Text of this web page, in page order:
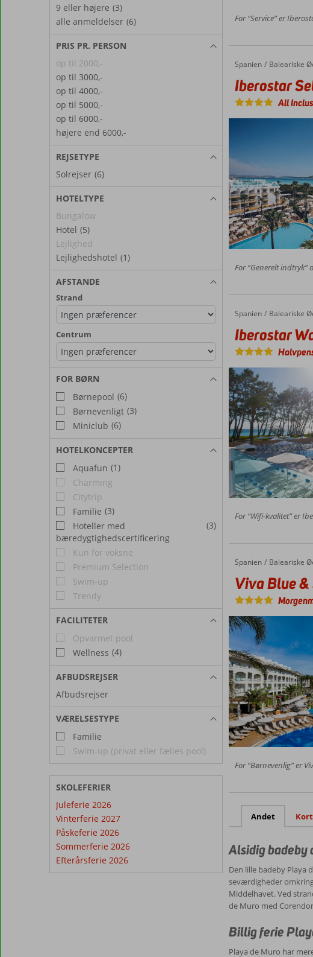
9 eller højere (3)
alle anmeldelser (6)
PRIS PR. PERSON
op til 2000,-
op til 3000,-
op til 4000,-
op til 5000,-
op til 6000,-
højere end 6000,-
REJSETYPE
Solrejser (6)
HOTELTYPE
Bungalow
Hotel (5)
Lejlighed
Lejlighedshotel (1)
AFSTANDE
Strand
Centrum
FOR BØRN
Børnepool (6)
Børnevenligt (3)
Miniclub (6)
HOTELKONCEPTER
Aquafun (1)
Charming
Citytrip
Familie (3)
Hoteller med
bæredygtighedscertificering
(3)
Kun for voksne
Premium Selection
Swim-up
Trendy
FACILITETER
Opvarmet pool
Wellness (4)
AFBUDSREJSER
Afbudsrejser
VÆRELSESTYPE
Familie
Swim-up (privat eller fælles pool)
SKOLEFERIER
Juleferie 2026
Vinterferie 2027
Påskeferie 2026
Sommerferie 2026
Efterårsferie 2026
For “Service” er
Forside
Spanien Baleariske
Iberostar Selection Albufera Playa
Iberostar
All
For “Generelt indtryk”
Forside
Spanien Baleariske
Iberostar Waves Playa de Muro
Iberostar
For “Wifi-kvalitet” er
Forside
Spanien Baleariske
Viva Blue & Spa
Viva Blue &
For “Børnevenlig” er
Andet Kort
Alsidig badeby
Den lille badeby Playa
seværdigheder
Middelhavet. Ved
de Muro med
Billig ferie
Playa de Muro har